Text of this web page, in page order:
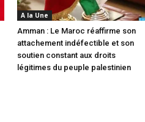
A la Une
Amman : Le Maroc réaffirme son
attachement indéfectible et son
soutien constant aux droits
légitimes du peuple palestinien